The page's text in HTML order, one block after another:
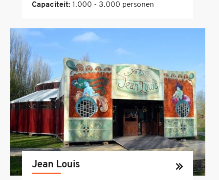
Capaciteit: 1.000 - 3.000 personen
Jean Louis